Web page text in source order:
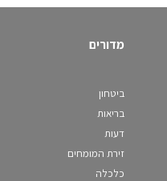
מדורים
ביטחון
בריאות
דעות
זירת המומחים
כלכלה